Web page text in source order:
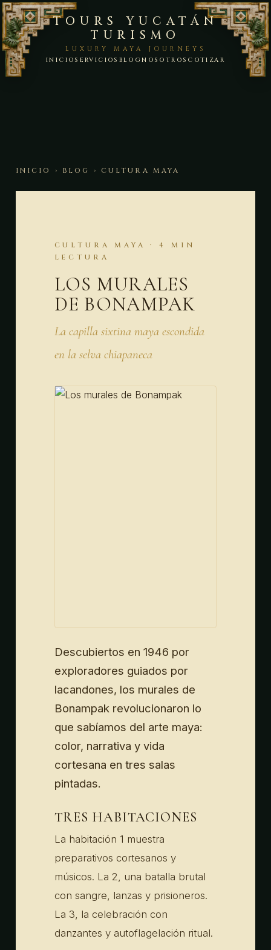
TOURS YUCATÁN
TURISMO
LUXURY MAYA JOURNEYS
INICIO SERVICIOS BLOGNOSOTROS COTIZAR
INICIO › BLOG › CULTURA MAYA
CULTURA MAYA · 4 MIN
LECTURA
LOS MURALES
DE BONAMPAK
La capilla sixtina maya escondida
en la selva chiapaneca
Descubiertos en 1946 por
exploradores guiados por
lacandones, los murales de
Bonampak revolucionaron lo
que sabíamos del arte maya:
color, narrativa y vida
cortesana en tres salas
pintadas.
TRES HABITACIONES
La habitación 1 muestra
preparativos cortesanos y
músicos. La 2, una batalla brutal
con sangre, lanzas y prisioneros.
La 3, la celebración con
danzantes y autoflagelación ritual.